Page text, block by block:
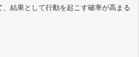
、結果として行動を起こす確率が高まる